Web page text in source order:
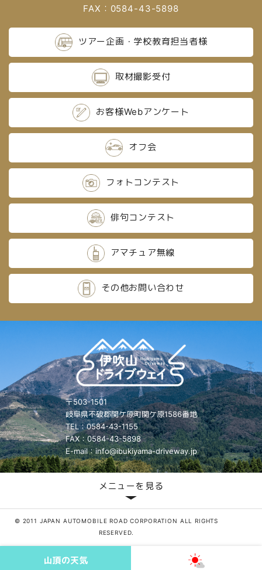
FAX：0584-43-5898
ツアー企画・学校教育担当者様
取材撮影受付
お客様Webアンケート
オフ会
フォトコンテスト
俳句コンテスト
アマチュア無線
その他お問い合わせ
〒503-1501
岐阜県不破郡関ケ原町関ケ原1586番地
TEL：0584-43-1155
FAX：0584-43-5898
E-mail：info@ibukiyama-driveway.jp
メニューを見る
© 2011 JAPAN AUTOMOBILE ROAD CORPORATION ALL RIGHTS
RESERVED.
山頂の天気